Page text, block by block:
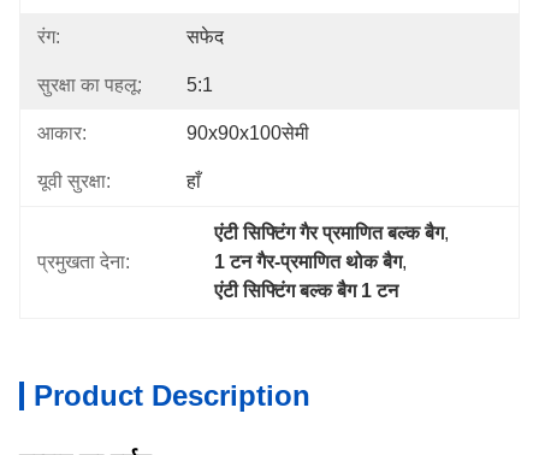
रंग: सफेद
सुरक्षा का पहलू: 5:1
आकार: 90x90x100सेमी
यूवी सुरक्षा: हाँ
प्रमुखता देना:
एंटी सिफ्टिंग गैर प्रमाणित बल्क बैग,
1 टन गैर-प्रमाणित थोक बैग,
एंटी सिफ्टिंग बल्क बैग 1 टन
Product Description